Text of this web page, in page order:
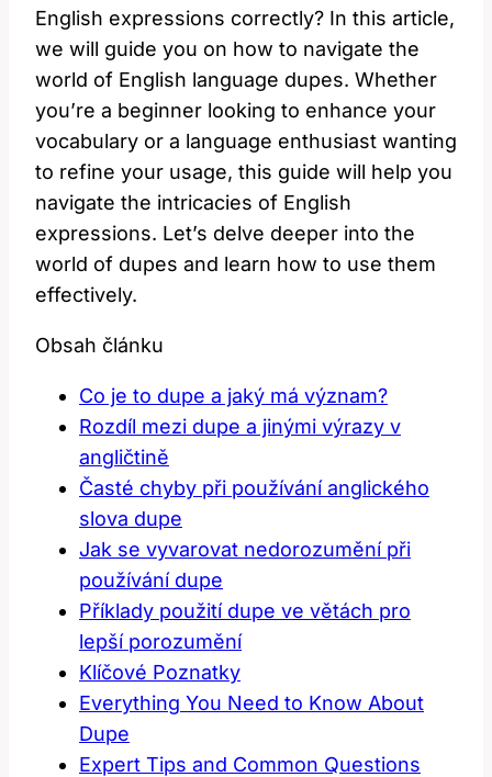
English expressions correctly? In this article,
we will guide you on how to navigate the
world of English language dupes. Whether
you’re a beginner looking to enhance your
vocabulary or a language enthusiast wanting
to refine your usage, this guide will help you
navigate the intricacies of English
expressions. Let’s delve deeper into the
world of dupes and learn how to use them
effectively.
Obsah článku
Co je to dupe a jaký má význam?
Rozdíl mezi dupe a jinými výrazy v
angličtině
Časté chyby při používání anglického
slova dupe
Jak se vyvarovat nedorozumění při
používání dupe
Příklady použití dupe ve větách pro
lepší porozumění
Klíčové Poznatky
Everything You Need to Know About
Dupe
Expert Tips and Common Questions